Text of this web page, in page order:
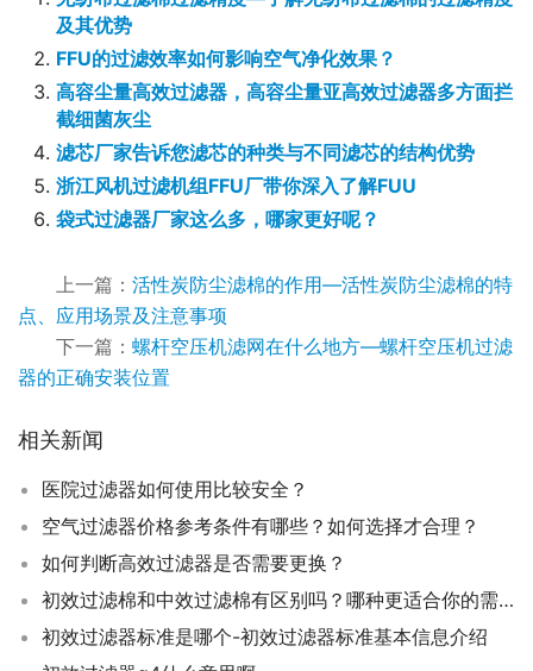
及其优势
FFU的过滤效率如何影响空气净化效果？
高容尘量高效过滤器，高容尘量亚高效过滤器多方面拦
截细菌灰尘
滤芯厂家告诉您滤芯的种类与不同滤芯的结构优势
浙江风机过滤机组FFU厂带你深入了解FUU
袋式过滤器厂家这么多，哪家更好呢？
上一篇： 活性炭防尘滤棉的作用—活性炭防尘滤棉的特
点、应用场景及注意事项
下一篇： 螺杆空压机滤网在什么地方—螺杆空压机过滤
器的正确安装位置
相关新闻
医院过滤器如何使用比较安全？
空气过滤器价格参考条件有哪些？如何选择才合理？
如何判断高效过滤器是否需要更换？
初效过滤棉和中效过滤棉有区别吗？哪种更适合你的需求？
初效过滤器标准是哪个-初效过滤器标准基本信息介绍